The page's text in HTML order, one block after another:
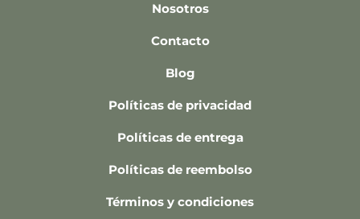
Nosotros
Contacto
Blog
Políticas de privacidad
Políticas de entrega
Políticas de reembolso
Términos y condiciones